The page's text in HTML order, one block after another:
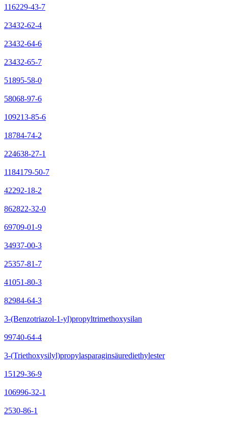
116229-43-7
23432-62-4
23432-64-6
23432-65-7
51895-58-0
58068-97-6
109213-85-6
18784-74-2
224638-27-1
1184179-50-7
42292-18-2
862822-32-0
69709-01-9
34937-00-3
25357-81-7
41051-80-3
82984-64-3
3-(Benzotriazol-1-yl)propyltrimethoxysilan
99740-64-4
3-(Triethoxysilyl)propylasparaginsäurediethylester
15129-36-9
106996-32-1
2530-86-1